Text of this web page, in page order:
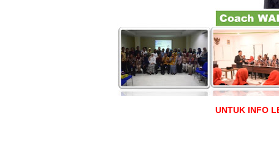
UNTUK INFO